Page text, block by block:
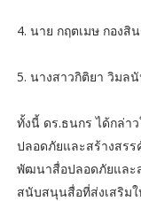
4. นาย กฤตเมษ กองสิ
5. นางสาวกิติยา วิมล
ทั้งนี้ ดร.ธนกร ได้กล่า
ปลอดภัยและสร้างสรร
พัฒนาสื่อปลอดภัยและ
สนับสนุนสื่อที่ส่งเสริม